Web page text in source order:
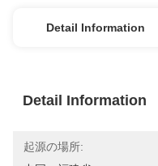
Detail Information
Detail Information
起源の場所: